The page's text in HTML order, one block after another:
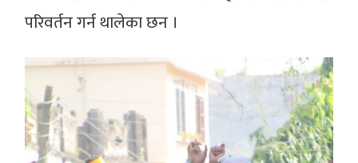
परिवर्तन गर्न थालेका छन ।